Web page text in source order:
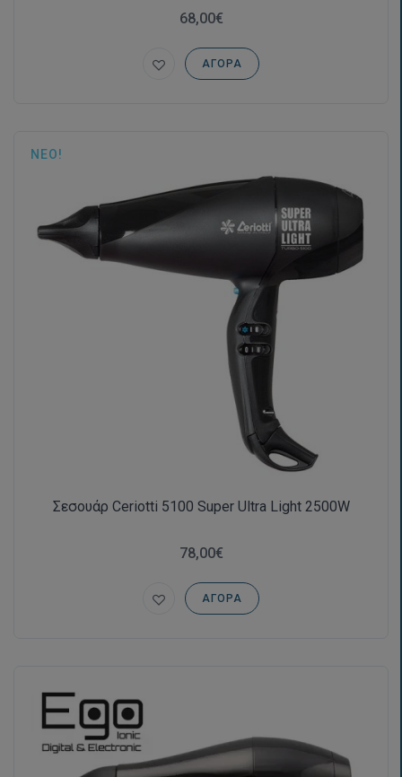
68,00€
ΑΓΟΡΆ
ΝΈΟ!
Σεσουάρ Ceriotti 5100 Super Ultra Light 2500W
78,00€
ΑΓΟΡΆ